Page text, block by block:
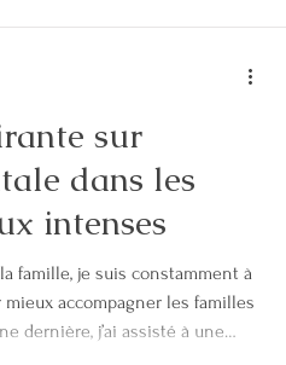
sur
dans les
intenses
famille, je suis constamment à
accompagner les familles
dernière, j’ai assisté à une